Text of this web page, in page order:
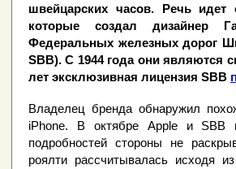
швейцарских часов. Речь
которые создал дизайнер
Федеральных железных дорог
SBB). С 1944 года они являются
лет эксклюзивная лицензия SBB
Владелец бренда обнаружил
iPhone. В октябре Apple и SBB
подробностей стороны не
роялти рассчитывалась исходя